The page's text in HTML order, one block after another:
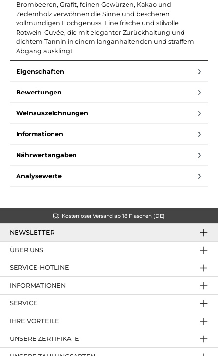
Brombeeren, Grafit, feinen Gewürzen, Kakao und
Zedernholz verwöhnen die Sinne und bescheren
vollmundigen Hochgenuss. Eine frische und stilvolle
Rotwein-Cuvée, die mit eleganter Zurückhaltung und
dichtem Tannin in einem langanhaltenden und straffem
Abgang ausklingt.
Eigenschaften
Bewertungen
Weinauszeichnungen
Informationen
Nährwertangaben
Analysewerte
Kostenloser Versand ab 18 Flaschen (DE)
NEWSLETTER
SERVICE-HOTLINE
IHRE VORTEILE
ÜBER UNS
UNSERE ZERTIFIKATE
INFORMATIONEN
SERVICE